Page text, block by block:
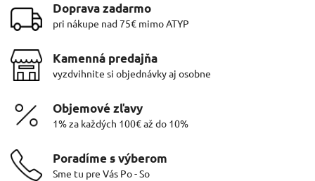
Doprava zadarmo
pri nákupe nad 75€ mimo ATYP
Kamenná predajňa
vyzdvihnite si objednávky aj osobne
Objemové zľavy
1% za každých 100€ až do 10%
Poradíme s výberom
Sme tu pre Vás Po - So